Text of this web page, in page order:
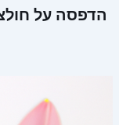
הדפסה על